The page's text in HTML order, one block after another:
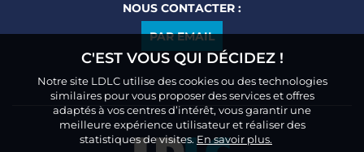
C'EST VOUS QUI DÉCIDEZ !
Notre site LDLC utilise des cookies ou des technologies
similaires pour vous proposer des services et offres
adaptés à vos centres d’intérêt, vous garantir une
meilleure expérience utilisateur et réaliser des
statistiques de visites.En savoir plus.
NOUS CONTACTER :
PAR EMAIL